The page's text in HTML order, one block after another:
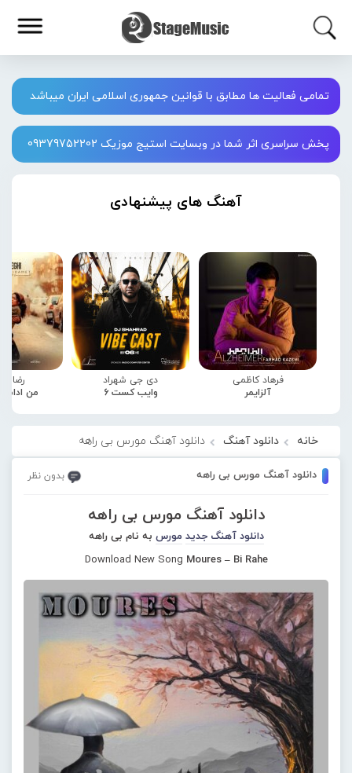
تمامی فعالیت ها مطابق با قوانین جمهوری اسلامی ایران میباشد
پخش سراسری اثر شما در وبسایت استیج موزیک 09379752202
آهنگ های پیشنهادی
فرهاد کاظمی
آلزایمر
دی جی شهراد
وایب کست 6
رضا
من
خانه دانلود آهنگ دانلود آهنگ مورس بی راهه
دانلود آهنگ مورس بی راهه بدون نظر
دانلود آهنگ مورس بی راهه
دانلود آهنگ جدید مورس به نام بی راهه
Download New Song Moures – Bi Rahe